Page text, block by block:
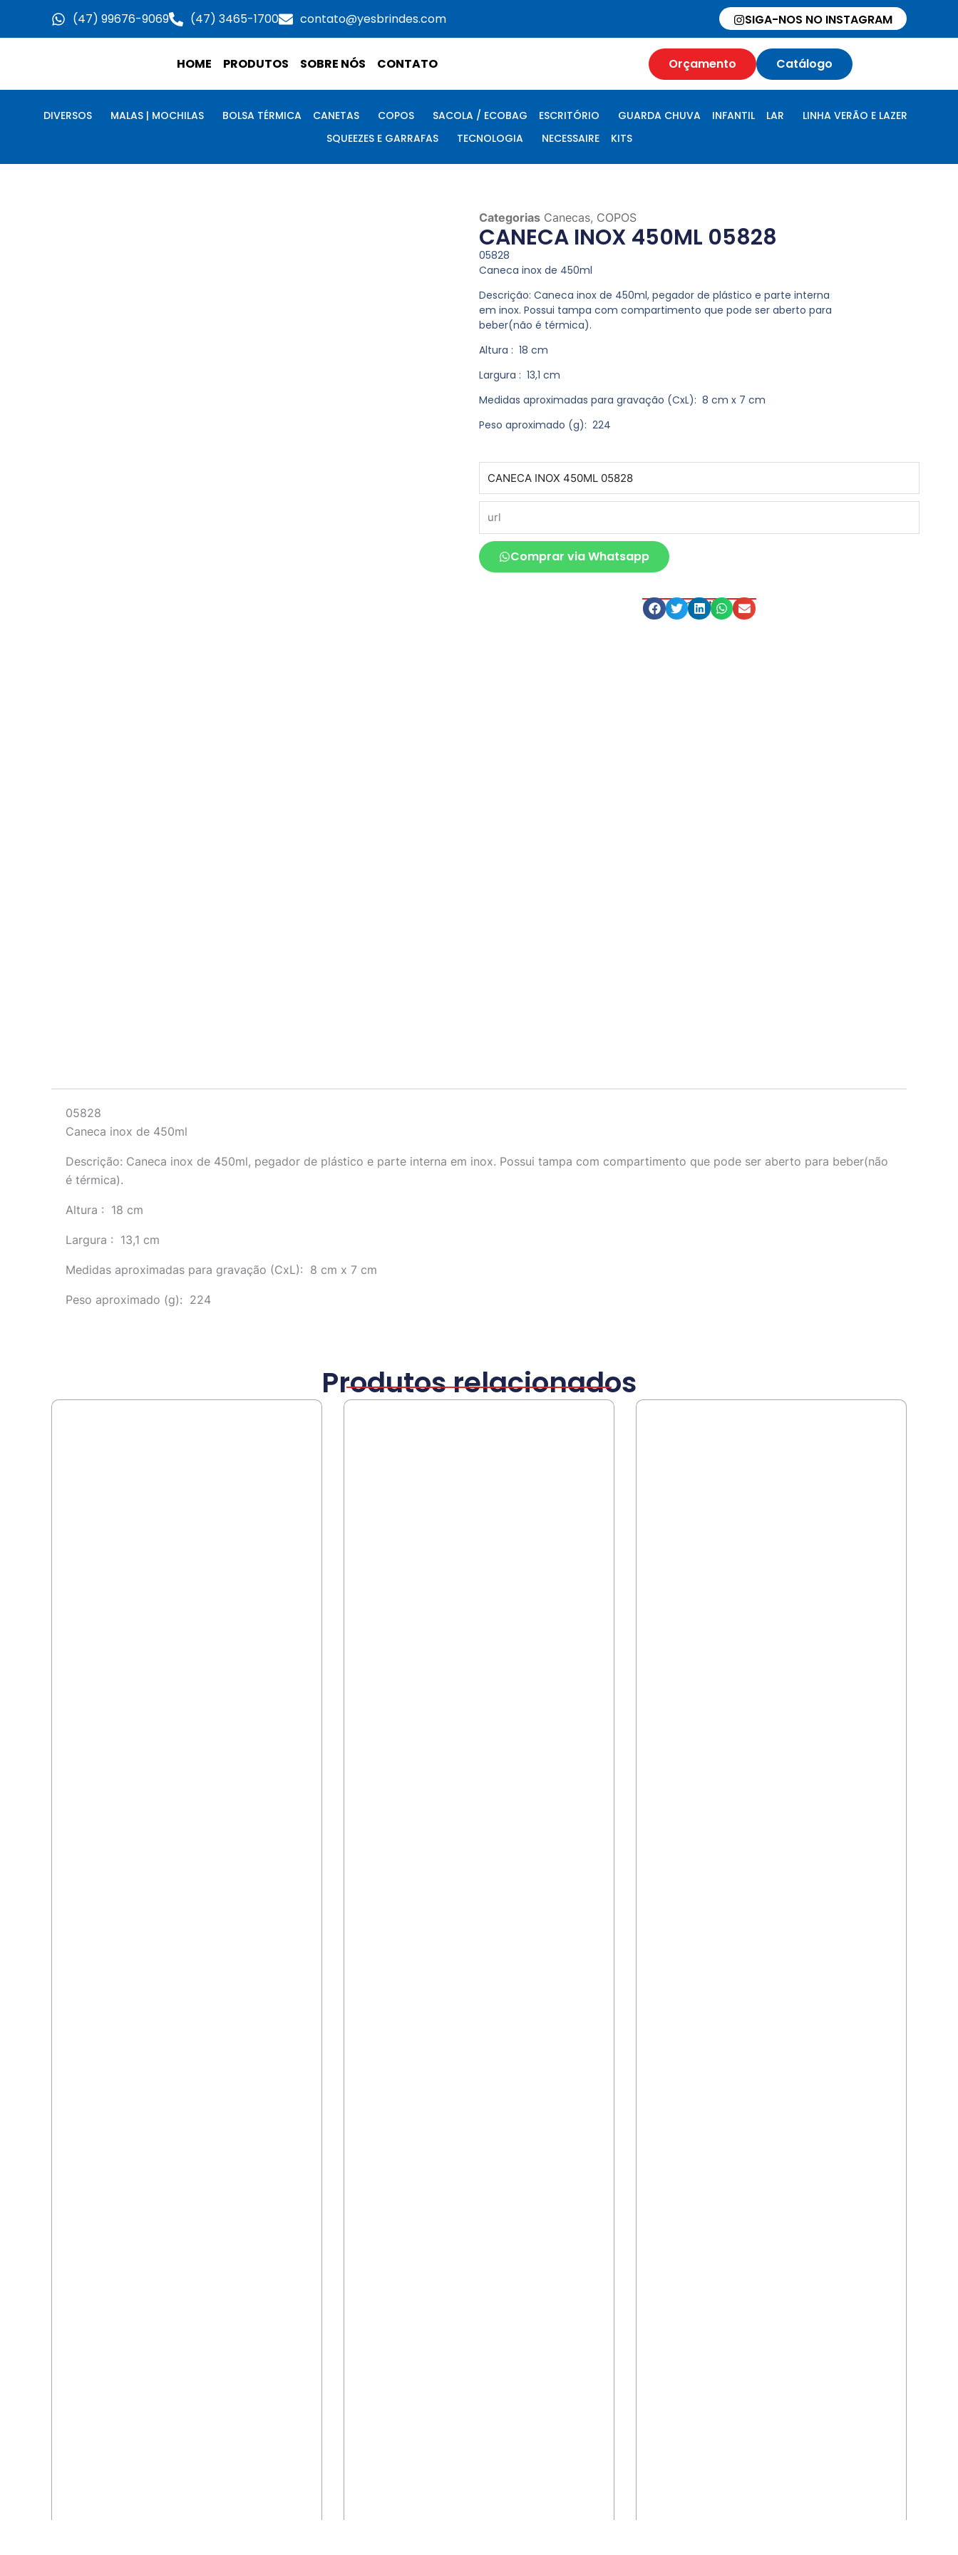
(47) 99676-9069 (47) 3465-1700 contato@yesbrindes.com SIGA-NOS NO INSTAGRAM
HOME PRODUTOS SOBRE NÓS CONTATO Orçamento Catálogo
DIVERSOS MALAS | MOCHILAS BOLSA TÉRMICA CANETAS COPOS SACOLA / ECOBAG ESCRITÓRIO GUARDA CHUVA INFANTIL LAR
LINHA VERÃO E LAZER
SQUEEZES E GARRAFAS
TECNOLOGIA NECESSAIRE KITS
Categorias Canecas, COPOS
CANECA INOX 450ML 05828
05828
Caneca inox de 450ml
Descrição: Caneca inox de 450ml, pegador de plástico e parte interna
em inox. Possui tampa com compartimento que pode ser aberto para
beber(não é térmica).
Altura : 18 cm
Largura : 13,1 cm
Medidas aproximadas para gravação (CxL): 8 cm x 7 cm
Peso aproximado (g): 224
Comprar via Whatsapp
Compartilhe
05828
Caneca inox de 450ml
Descrição: Caneca inox de 450ml, pegador de plástico e parte interna em inox. Possui tampa com compartimento que pode ser aberto para beber(não
é térmica).
Altura : 18 cm
Largura : 13,1 cm
Medidas aproximadas para gravação (CxL): 8 cm x 7 cm
Peso aproximado (g): 224
Produtos relacionados